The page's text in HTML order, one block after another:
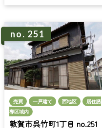
no. 251
売買 一戸建て 西地区
居住誘
導区域内
敦賀市呉竹町1丁目 no.251